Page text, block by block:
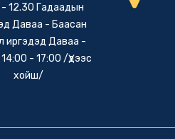
12.30 Гадаадын
Даваа - Баасан
иргэдэд Даваа -
- 17:00 /Үдээс
хойш/